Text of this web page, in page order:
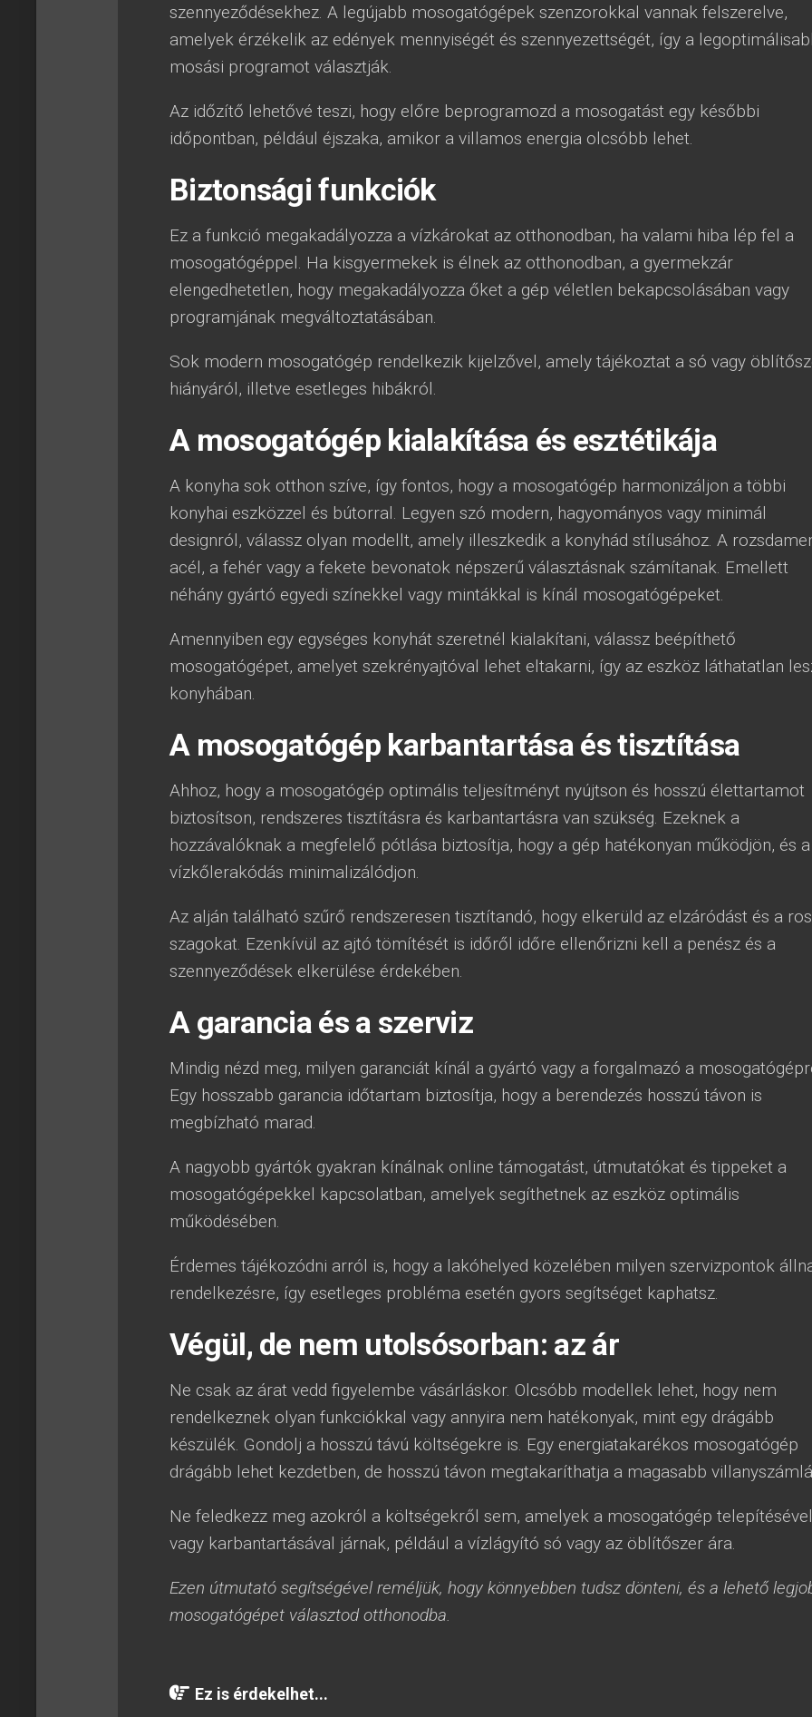
szennyeződésekhez. A legújabb mosogatógépek szenzorokkal vannak felszerelve,
amelyek érzékelik az edények mennyiségét és szennyezettségét, így a
mosási programot választják.
Az időzítő lehetővé teszi, hogy előre beprogramozd a mosogatást egy későbbi
időpontban, például éjszaka, amikor a villamos energia olcsóbb lehet.
Biztonsági funkciók
Ez a funkció megakadályozza a vízkárokat az otthonodban, ha valami hiba lép fel a
mosogatógéppel. Ha kisgyermekek is élnek az otthonodban, a gyermekzár
elengedhetetlen, hogy megakadályozza őket a gép véletlen bekapcsolásában vagy
programjának megváltoztatásában.
Sok modern mosogatógép rendelkezik kijelzővel, amely tájékoztat a só vagy
hiányáról, illetve esetleges hibákról.
A mosogatógép kialakítása és esztétikája
A konyha sok otthon szíve, így fontos, hogy a mosogatógép harmonizáljon a többi
konyhai eszközzel és bútorral. Legyen szó modern, hagyományos vagy minimál
designról, válassz olyan modellt, amely illeszkedik a konyhád stílusához. A
acél, a fehér vagy a fekete bevonatok népszerű választásnak számítanak. Emellett
néhány gyártó egyedi színekkel vagy mintákkal is kínál mosogatógépeket.
Amennyiben egy egységes konyhát szeretnél kialakítani, válassz beépíthető
mosogatógépet, amelyet szekrényajtóval lehet eltakarni, így az eszköz láthatatlan
konyhában.
A mosogatógép karbantartása és tisztítása
Ahhoz, hogy a mosogatógép optimális teljesítményt nyújtson és hosszú élettartamot
biztosítson, rendszeres tisztításra és karbantartásra van szükség. Ezeknek a
hozzávalóknak a megfelelő pótlása biztosítja, hogy a gép hatékonyan működjön, és a
vízkőlerakódás minimalizálódjon.
Az alján található szűrő rendszeresen tisztítandó, hogy elkerüld az elzáródást és a
szagokat. Ezenkívül az ajtó tömítését is időről időre ellenőrizni kell a penész és a
szennyeződések elkerülése érdekében.
A garancia és a szerviz
Mindig nézd meg, milyen garanciát kínál a gyártó vagy a forgalmazó a
Egy hosszabb garancia időtartam biztosítja, hogy a berendezés hosszú távon is
megbízható marad.
A nagyobb gyártók gyakran kínálnak online támogatást, útmutatókat és tippeket a
mosogatógépekkel kapcsolatban, amelyek segíthetnek az eszköz optimális
működésében.
Érdemes tájékozódni arról is, hogy a lakóhelyed közelében milyen szervizpontok
rendelkezésre, így esetleges probléma esetén gyors segítséget kaphatsz.
Végül, de nem utolsósorban: az ár
Ne csak az árat vedd figyelembe vásárláskor. Olcsóbb modellek lehet, hogy nem
rendelkeznek olyan funkciókkal vagy annyira nem hatékonyak, mint egy drágább
készülék. Gondolj a hosszú távú költségekre is. Egy energiatakarékos mosogatógép
drágább lehet kezdetben, de hosszú távon megtakaríthatja a magasabb
Ne feledkezz meg azokról a költségekről sem, amelyek a mosogatógép telepítésével
vagy karbantartásával járnak, például a vízlágyító só vagy az öblítőszer ára.
Ezen útmutató segítségével reméljük, hogy könnyebben tudsz dönteni, és a lehető
mosogatógépet választod otthonodba.
Ez is érdekelhet...